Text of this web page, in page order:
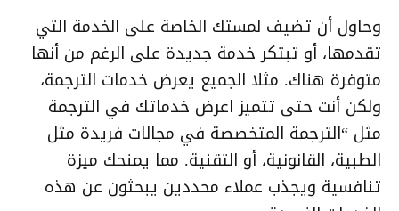
وحاول أن تضيف لمستك الخاصة على الخدمة التي
تقدمها، أو تبتكر خدمة جديدة على الرغم من أنها
متوفرة هناك. مثلا الجميع يعرض خدمات الترجمة،
ولكن أنت حتى تتميز اعرض خدماتك في الترجمة
مثل “الترجمة المتخصصة في مجالات فريدة مثل
الطبية، القانونية، أو التقنية. مما يمنحك ميزة
تنافسية ويجذب عملاء محددين يبحثون عن هذه